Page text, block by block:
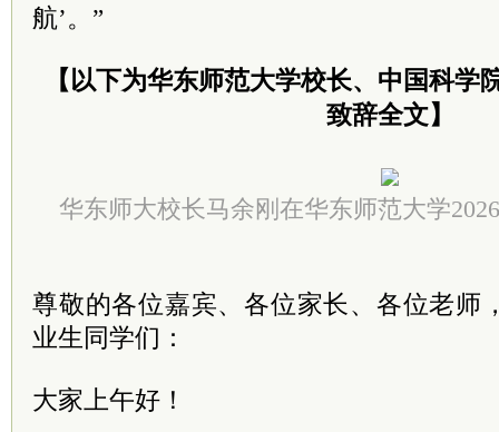
航’。”
【以下为华东师范大学校长、中国科学
致辞全文】
华东师大校长马余刚在华东师范大学
尊敬的各位嘉宾、各位家长、各位老师
业生同学们：
大家上午好！